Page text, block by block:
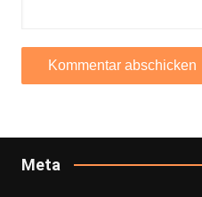
Meta